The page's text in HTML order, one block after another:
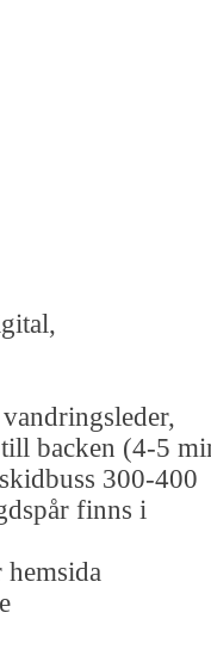
backen (4-5
300-400
finns i